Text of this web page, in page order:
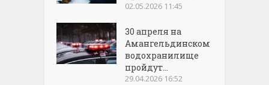
02.05.2026 11:45
30 апреля на
Амангельдинском
водохранилище
пройдут...
29.04.2026 16:52